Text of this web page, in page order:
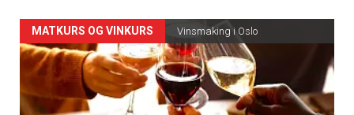
Forsiden
akkurat
nå
MATKURS OG VINKURS Vinsmaking i Oslo